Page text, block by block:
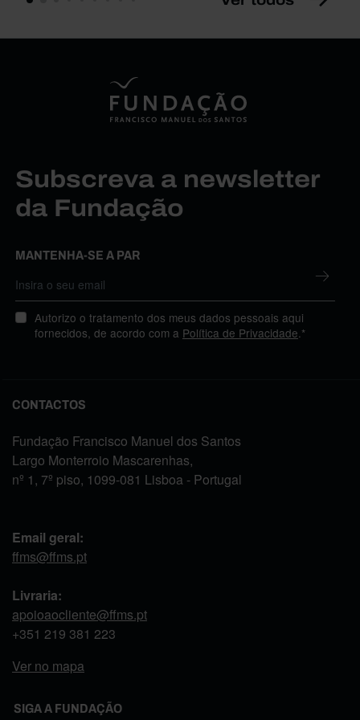
Subscreva a newsletter
da Fundação
MANTENHA-SE A PAR
Autorizo o tratamento dos meus dados pessoais aqui
fornecidos, de acordo com a Política de Privacidade .*
CONTACTOS
Fundação Francisco Manuel dos Santos
Largo Monterroio Mascarenhas,
nº 1, 7º piso, 1099-081 Lisboa - Portugal
Email geral:
ffms@ffms.pt
Livraria:
apoioaocliente@ffms.pt
+351 219 381 223
Ver no mapa
SIGA A FUNDAÇÃO